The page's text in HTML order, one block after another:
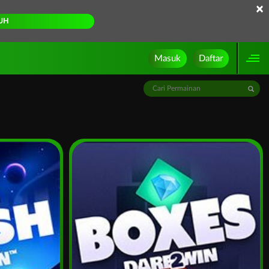
×
Masuk Daftar